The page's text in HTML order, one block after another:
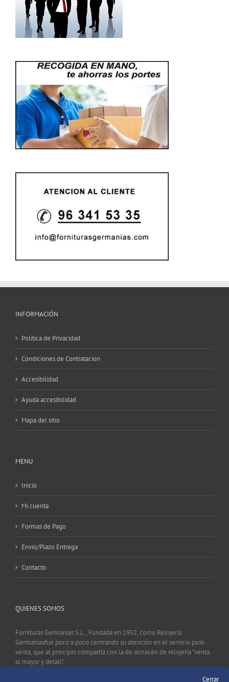
INFORMACIÓN
Política de Privacidad
Condiciones de Contratacion
Accesibilidad
Ayuda accesibilidad
Mapa del sitio
MENU
Inicio
Mi cuenta
Formas de Pago
Envio/Plazo Entrega
Contacto
QUIENES SOMOS
Fornituras Germanías S.L., Fundada en 1952, como Relojería
Germaníasfue poco a poco centrando su atención en el servicio post-
venta, que al principio compartía con la de almacén de relojería "venta
al mayor y detall".
Cerrar